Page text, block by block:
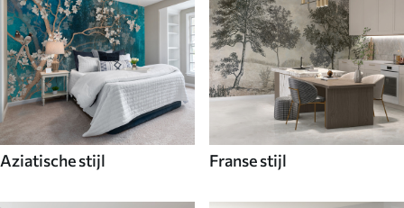
Aziatische stijl Franse stijl